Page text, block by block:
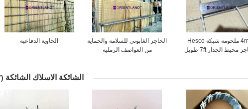
الحاوية الدفاعية
الحاجز الغابوني للسلامة والحماية
من العواصف الرملية
4mm ملحومة شبكة Hesco
الحاجز محيط الجدار 7ft طويل
الشائكة الاسلاك الشائكة (37)